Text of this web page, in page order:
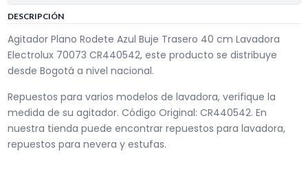
DESCRIPCIÓN
Agitador Plano Rodete Azul Buje Trasero 40 cm Lavadora
Electrolux 70073 CR440542, este producto se distribuye
desde Bogotá a nivel nacional.
Repuestos para varios modelos de lavadora, verifique la
medida de su agitador. Código Original: CR440542. En
nuestra tienda puede encontrar repuestos para lavadora,
repuestos para nevera y estufas.